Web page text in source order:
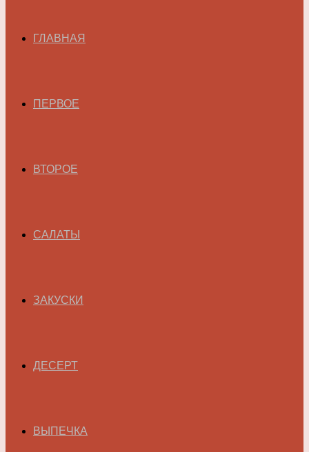
ГЛАВНАЯ
ПЕРВОЕ
ВТОРОЕ
САЛАТЫ
ЗАКУСКИ
ДЕСЕРТ
ВЫПЕЧКА